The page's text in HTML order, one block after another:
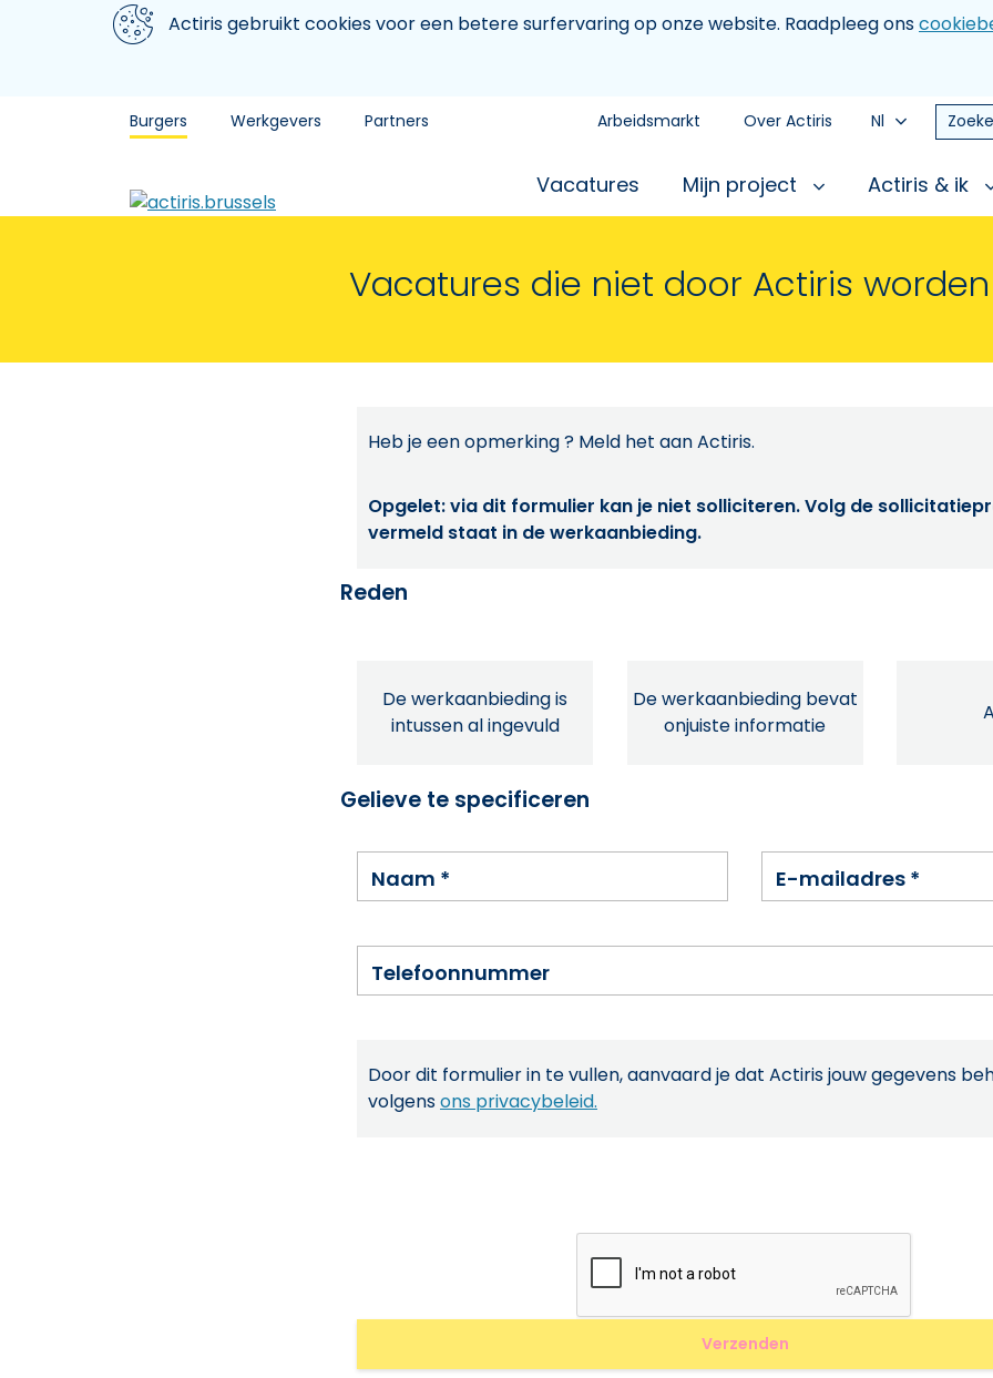
Aller au contenu principal
We gebruiken cookiesActiris gebruikt cookies voor een betere surfervaring op onze website. Raadpleeg ons
Burgers Werkgevers Partners Arbeidsmarkt Over Actiris Nl
Vacatures Mijn project Actiris & ik
Vacatures die niet door Actiris
Heb je een opmerking ? Meld het aan Actiris.
Opgelet: via dit formulier kan je niet solliciteren. Volg de
vermeld staat in de werkaanbieding.
Reden
De werkaanbieding is
intussen al ingevuld
De werkaanbieding bevat
onjuiste informatie
Gelieve te specificeren
Naam * E-mailadres *
Telefoonnummer
Door dit formulier in te vullen, aanvaard je dat Actiris jouw gegevens
volgensons privacybeleid.